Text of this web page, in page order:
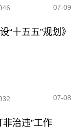
07-09
十五五”规划》
07-08
治违”工作